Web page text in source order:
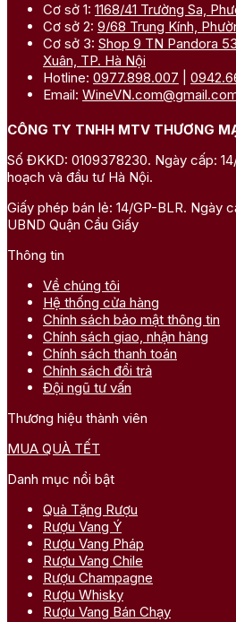
Cơ sở 1: 1168/41 Trường Sa,
Cơ sở 2: 9/68 Trung Kính,
Cơ sở 3: Shop 9 TN Pandora
Xuân, TP. Hà Nội
Hotline: 0977.898.007
Email:
CÔNG TY TNHH MTV THƯƠNG
Số ĐKKD: 0109378230. Ngày cấp:
hoạch và đầu tư Hà Nội.
Giấy phép bán lẻ: 14/GP-BLR. Ngày
UBND Quận Cầu Giấy
Thông tin
Về chúng tôi
Hệ thống cửa hàng
Chính sách bảo mật thông tin
Chính sách giao, nhận hàng
Chính sách thanh toán
Chính sách đổi trả
Đội ngũ tư vấn
Thương hiệu thành viên
MUA QUÀ TẾT
Danh mục nổi bật
Quà Tặng Rượu
Rượu Vang Ý
Rượu Vang Pháp
Rượu Vang Chile
Rượu Champagne
Rượu Whisky
Rượu Vang Bán Chạy